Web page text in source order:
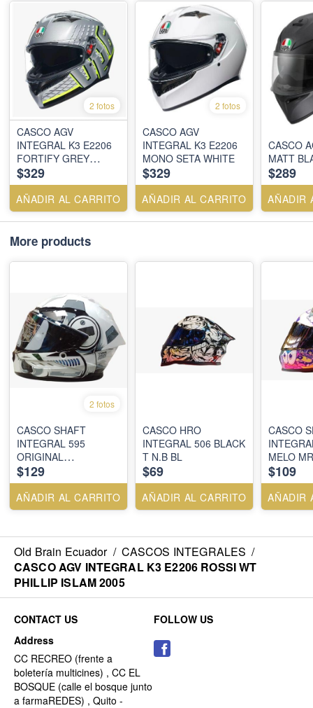
2 fotos
CASCO AGV
INTEGRAL K3 E2206
FORTIFY GREY
/BLACK / YELLOW
FLUO
$329
AÑADIR AL CARRITO
2 fotos
CASCO AGV
INTEGRAL K3 E2206
MONO SETA WHITE
$329
AÑADIR AL CARRITO
CASCO
MATT
$289
AÑADIR
More products
2 fotos
CASCO SHAFT
INTEGRAL 595
ORIGINAL
STORMTROOPER
BL.B GR. VISOR
TR.IR.AZ
$129
AÑADIR AL CARRITO
CASCO HRO
INTEGRAL 506 BLACK
T N.B BL
$69
AÑADIR AL CARRITO
CASCO
MELO
$109
AÑADIR
Old Brain Ecuador / CASCOS INTEGRALES /
CASCO AGV INTEGRAL K3 E2206 ROSSI WT
PHILLIP ISLAM 2005
CONTACT US
Address
CC RECREO (frente a
boletería multicines) , CC EL
BOSQUE (calle el bosque junto
a farmaREDES) , Quito -
FOLLOW US